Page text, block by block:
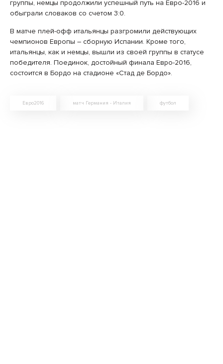
группы, немцы продолжили успешный путь на Евро-2016 и
обыграли словаков со счетом 3:0.
В матче плей-офф итальянцы разгромили действующих
чемпионов Европы – сборную Испании. Кроме того,
итальянцы, как и немцы, вышли из своей группы в статусе
победителя. Поединок, достойный финала Евро-2016,
состоится в Бордо на стадионе «Стад де Бордо».
Евро2016 матч Германия - Италия футбол